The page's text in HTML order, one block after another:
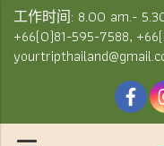
工作时间: 8.00 am.-
+66(0)81-595-7588,